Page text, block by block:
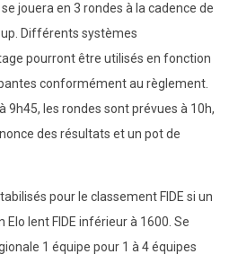
jouera en 3 rondes à la cadence de
Différents systèmes
pourront être utilisés en fonction
conformément au règlement.
9h45, les rondes sont prévues à 10h,
des résultats et un pot de
pour le classement FIDE si un
lent FIDE inférieur à 1600. Se
1 équipe pour 1 à 4 équipes